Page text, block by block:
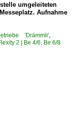
umgeleiteten
Aufnahme
'Drämmli'
2 | Be 4/6, Be 6/8